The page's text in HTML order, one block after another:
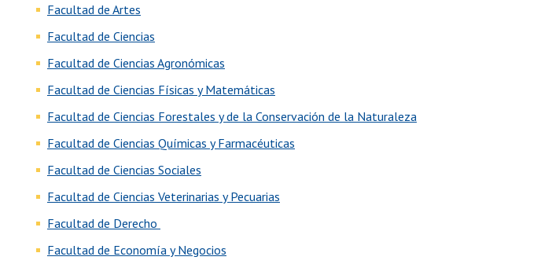
Facultad de Artes
Facultad de Ciencias
Facultad de Ciencias Agronómicas
Facultad de Ciencias Físicas y Matemáticas
Facultad de Ciencias Forestales y de la Conservación de la Naturaleza
Facultad de Ciencias Químicas y Farmacéuticas
Facultad de Ciencias Sociales
Facultad de Ciencias Veterinarias y Pecuarias
Facultad de Derecho
Facultad de Economía y Negocios